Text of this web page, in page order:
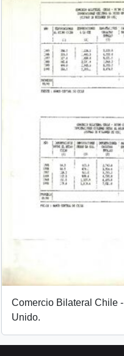
Comercio Bilateral Chile
Unido.